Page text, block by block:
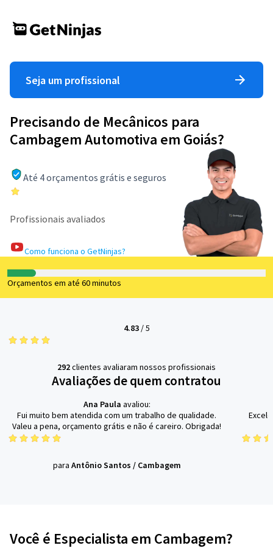
Seja um profissional
Precisando de Mecânicos para
Cambagem Automotiva em Goiás?
Até 4 orçamentos grátis e seguros
Profissionais avaliados
Como funciona o GetNinjas?
Orçamentos em até 60 minutos
4.83/5
292clientes avaliaram nossos profissionais
Avaliações de quem contratou
Ana Paula avaliou:
Fui muito bem atendida com um trabalho de qualidade.
Valeu a pena, orçamento grátis e não é careiro. Obrigada!
para Antônio Santos / Cambagem
Você é Especialista em Cambagem?